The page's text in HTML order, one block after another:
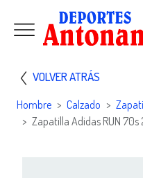
VOLVER ATRÁS
Hombre Calzado
Zapatilla Adidas RUN